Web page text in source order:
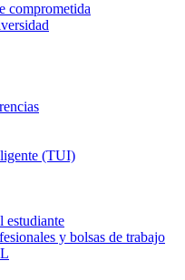
comprometida
(TUI)
estudiante
y bolsas de trabajo